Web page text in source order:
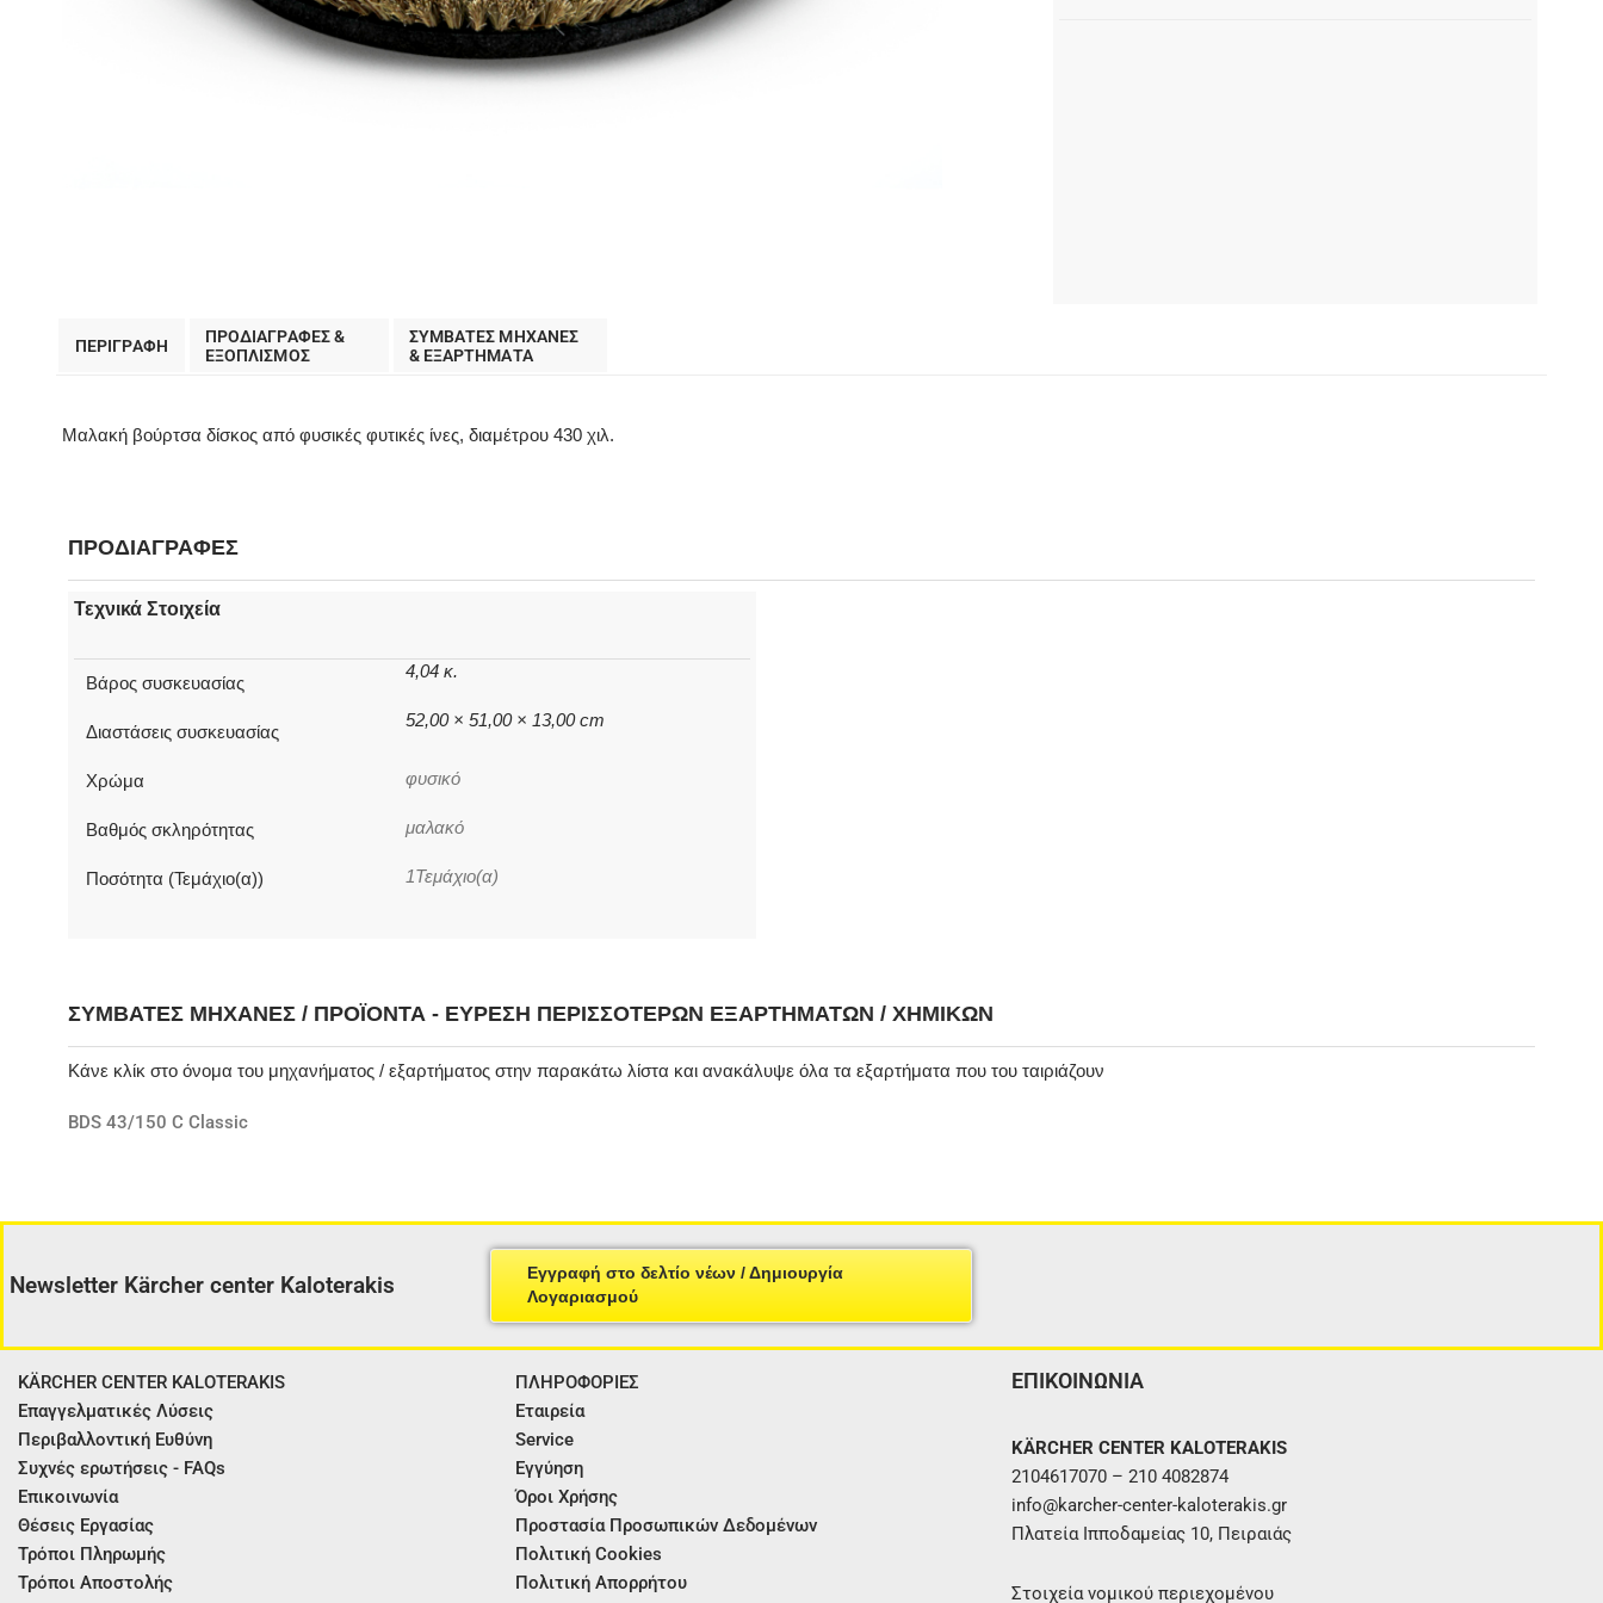
ΠΕΡΙΓΡΑΦΗ
ΠΡΟΔΙΑΓΡΑΦΕΣ &
EΞΟΠΛΙΣΜΟΣ
ΣΥΜΒΑΤΕΣ ΜΗΧΑΝΕΣ
& ΕΞΑΡΤΗΜΑΤΑ
Μαλακή βούρτσα δίσκος από φυσικές φυτικές ίνες, διαμέτρου 430 χιλ.
ΠΡΟΔΙΑΓΡΑΦΕΣ
Τεχνικά Στοιχεία
Βάρος συσκευασίας
4,04 κ.
Διαστάσεις συσκευασίας
52,00 × 51,00 × 13,00 cm
Χρώμα φυσικό
Βαθμός σκληρότητας μαλακό
Ποσότητα (Τεμάχιο(α)) 1Τεμάχιο(α)
ΣΥΜΒΑΤΈΣ ΜΗΧΑΝΈΣ / ΠΡΟΪΌΝΤΑ - ΕΎΡΕΣΗ ΠΕΡΙΣΣΌΤΕΡΩΝ ΕΞΑΡΤΗΜΆΤΩΝ / ΧΗΜΙΚΏΝ
Κάνε κλίκ στο όνομα του μηχανήματος / εξαρτήματος στην παρακάτω λίστα και ανακάλυψε όλα τα εξαρτήματα που του ταιριάζουν
BDS 43/150 C Classic
Newsletter Kärcher center Kaloterakis
Εγγραφή στο δελτίο νέων / Δημιουργία
Λογαριασμού
KÄRCHER CENTER KALOTERAKIS
Επαγγελματικές Λύσεις
Περιβαλλοντική Ευθύνη
Συχνές ερωτήσεις - FAQs
Επικοινωνία
Θέσεις Εργασίας
Τρόποι Πληρωμής
Τρόποι Αποστολής
ΠΛΗΡΟΦΟΡΙΕΣ
Εταιρεία
Service
Εγγύηση
Όροι Χρήσης
Προστασία Προσωπικών Δεδομένων
Πολιτική Cookies
Πολιτική Απορρήτου
ΕΠΙΚΟΙΝΩΝΙΑ
KÄRCHER CENTER KALOTERAKIS
2104617070 – 210 4082874
info@karcher-center-kaloterakis.gr
Πλατεία Ιπποδαμείας 10, Πειραιάς
Στοιχεία νομικού περιεχομένου